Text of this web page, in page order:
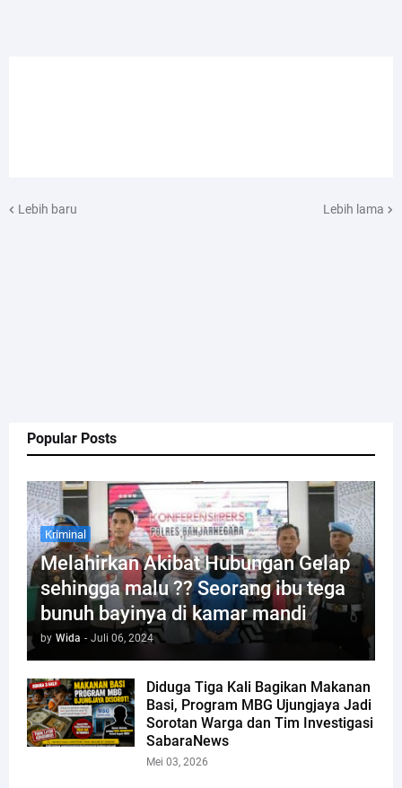
Popular Posts
Kriminal
Melahirkan Akibat Hubungan Gelap
sehingga malu ?? Seorang ibu tega
bunuh bayinya di kamar mandi
by Wida - Juli 06, 2024
Diduga Tiga Kali Bagikan Makanan
Basi, Program MBG Ujungjaya Jadi
Sorotan Warga dan Tim Investigasi
SabaraNews
Mei 03, 2026
Lebih baru Lebih lama